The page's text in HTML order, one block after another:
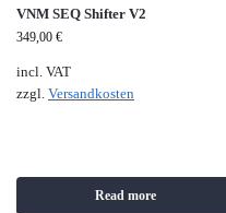
VNM SEQ Shifter V2
349,00 €
incl. VAT
zzgl. Versandkosten
Read more